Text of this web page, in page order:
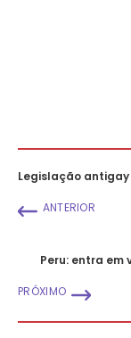
Legislação
ANTERIOR
Peru: entra
PRÓXIMO